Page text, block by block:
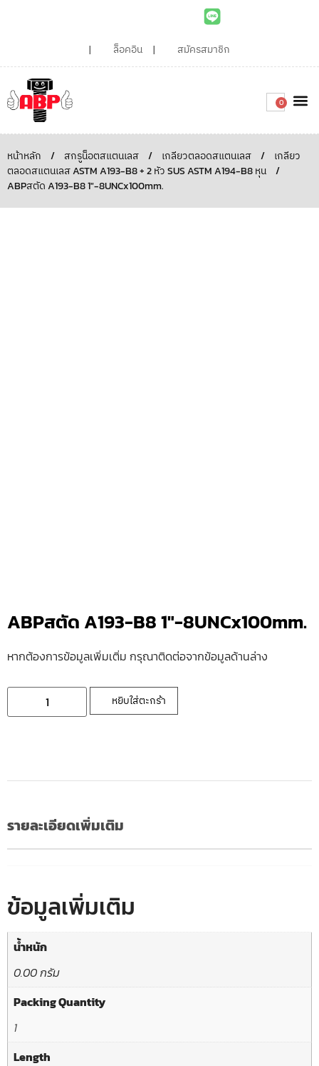
ล็อคอิน สมัครสมาชิก
0
หน้าหลัก / สกรูน็อตสแตนเลส / เกลียวตลอดสแตนเลส /
เกลียว
ตลอดสแตนเลส ASTM A193-B8 + 2 หัว SUS ASTM A194-B8 หุน
/
ABPสตัด A193-B8 1″-8UNCx100mm.
ABPสตัด A193-B8 1″-8UNCx100mm.
หากต้องการข้อมูลเพิ่มเติ่ม กรุณาติดต่อจากข้อมูลด้านล่าง
หยิบใส่ตะกร้า
รายละเอียดเพิ่มเติม
ข้อมูลเพิ่มเติม
น้ำหนัก
0.00 กรัม
Packing Quantity
1
Length